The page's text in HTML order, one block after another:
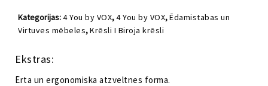
by
VOX
Kategorijas:4 You by VOX,4 You by VOX,Ēdamistabas un
Virtuves mēbeles,Krēsli I Biroja krēsli
Ekstras:
Ērta un ergonomiska atzveltnes forma.